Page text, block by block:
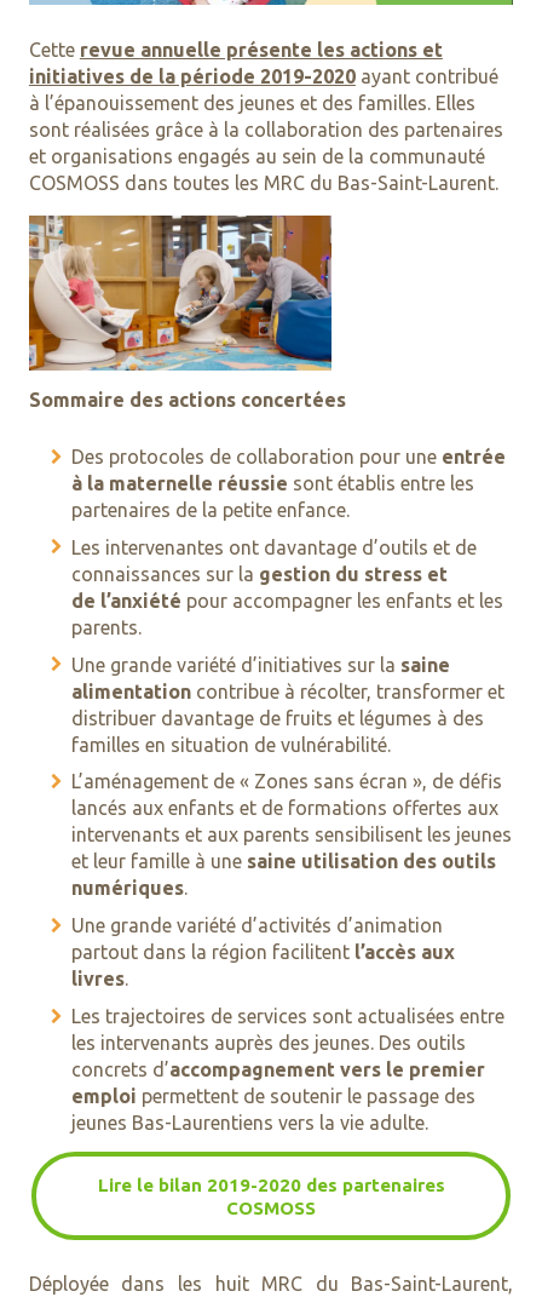
Cette revue annuelle présente les actions et
initiatives de la période 2019-2020 ayant contribué
à l’épanouissement des jeunes et des familles. Elles
sont réalisées grâce à la collaboration des partenaires
et organisations engagés au sein de la communauté
COSMOSS dans toutes les MRC du Bas-Saint-Laurent.
Sommaire des actions concertées
Des protocoles de collaboration pour une entrée
à la maternelle réussie sont établis entre les
partenaires de la petite enfance.
Les intervenantes ont davantage d’outils et de
connaissances sur la gestion du stress et
de l’anxiété pour accompagner les enfants et les
parents.
Une grande variété d’initiatives sur la saine
alimentationcontribue à récolter, transformer et
distribuer davantage de fruits et légumes à des
familles en situation de vulnérabilité.
L’aménagement de « Zones sans écran », de défis
lancés aux enfants et de formations offertes aux
intervenants et aux parents sensibilisent les jeunes
et leur famille à une saine utilisation des outils
numériques.
Une grande variété d’activités d’animation
partout dans la région facilitent l’accès aux
livres.
Les trajectoires de services sont actualisées entre
les intervenants auprès des jeunes. Des outils
concrets d’accompagnement vers le premier
emploi permettent de soutenir le passage des
jeunes Bas-Laurentiens vers la vie adulte.
Lire le bilan 2019-2020 des partenaires
COSMOSS
Déployée dans les huit MRC du Bas-Saint-Laurent,